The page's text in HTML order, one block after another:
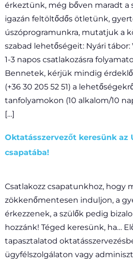
érkeztünk, még bőven maradt a
igazán feltöltődős ötletünk,
úszóprogramunkra, mutatjuk a
szabad lehetőségeit: Nyári tábor:
1-3 napos csatlakozásra
Bennetek, kérjük mindig
(+36 30 205 52 51) a
tanfolyamokon (10 alkalom/10
[…]
Oktatásszervezőt keresünk az
csapatába!
Csatlakozz csapatunkhoz, hogy
zökkenőmentesen induljon, a
érkezzenek, a szülők pedig
hozzánk! Téged keresünk, ha…
tapasztalatod
ügyfélszolgálaton vagy